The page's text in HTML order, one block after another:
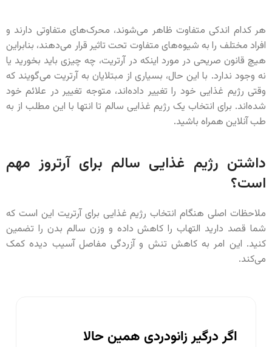
هر کدام اندکی متفاوت ظاهر می‌شوند، محرک‌های متفاوتی دارند و
افراد مختلف را به شیوه‌های متفاوت تحت تاثیر قرار می‌دهند، بنابراین
هیچ قانون صریحی در مورد اینکه در آرتریت، چه چیزی باید بخورید یا
نه وجود ندارد. با این حال، بسیاری از مبتلایان به آرتریت می‌گویند که
وقتی رژیم غذایی خود را تغییر داده‌اند، متوجه تغییر در علائم خود
شده‌اند. برای انتخاب یک رژیم غذایی سالم تا انتها با این مطلب از به
طب آنلاین همراه باشید.
داشتن رژیم غذایی سالم برای آرتروز مهم
است؟
ملاحظات اصلی هنگام انتخاب رژیم غذایی برای آرتریت این است که
شما قصد دارید التهاب را کاهش داده و وزن سالم بدن را تضمین
کنید. این امر به کاهش تنش و آزردگی مفاصل آسیب دیده کمک
می‌کند.